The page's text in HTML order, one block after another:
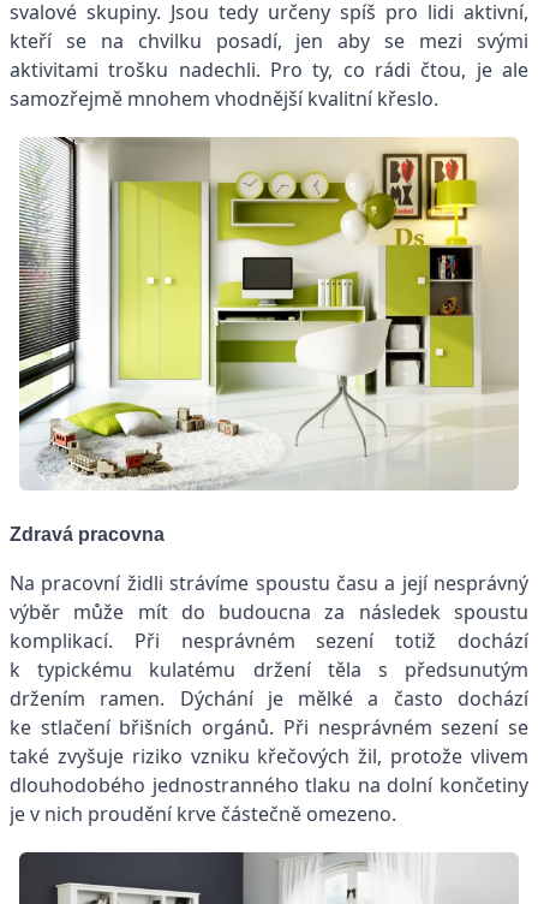
svalové skupiny. Jsou tedy určeny spíš pro lidi aktivní,
kteří se na chvilku posadí, jen aby se mezi svými
aktivitami trošku nadechli. Pro ty, co rádi čtou, je ale
samozřejmě mnohem vhodnější kvalitní křeslo.
Zdravá pracovna
Na pracovní židli strávíme spoustu času a její nesprávný
výběr může mít do budoucna za následek spoustu
komplikací. Při nesprávném sezení totiž dochází
k typickému kulatému držení těla s předsunutým
držením ramen. Dýchání je mělké a často dochází
ke stlačení břišních orgánů. Při nesprávném sezení se
také zvyšuje riziko vzniku křečových žil, protože vlivem
dlouhodobého jednostranného tlaku na dolní končetiny
je v nich proudění krve částečně omezeno.